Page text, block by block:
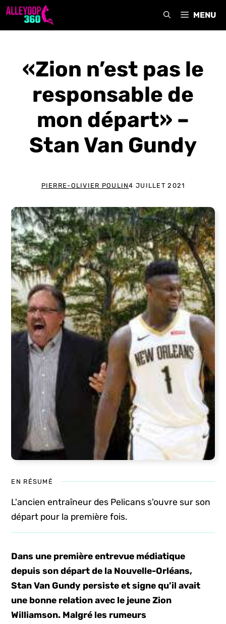
Aller
MENU
«Zion n’est pas le
responsable de
mon départ» –
Stan Van Gundy
PIERRE-OLIVIER POULIN4 JUILLET 2021
EN RÉSUMÉ
L'ancien entraîneur des Pelicans s'ouvre sur son
départ pour la première fois.
Dans une première entrevue médiatique
depuis son départ de la Nouvelle-Orléans,
Stan Van Gundy persiste et signe qu’il avait
une bonne relation avec le jeune Zion
Williamson. Malgré les rumeurs